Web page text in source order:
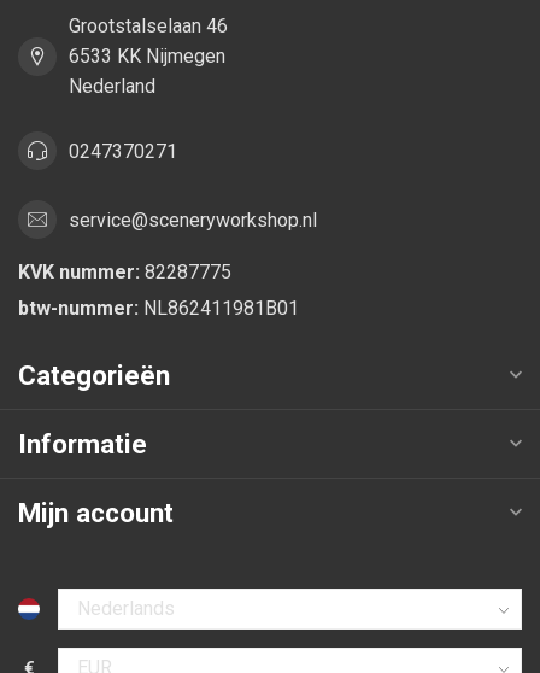
Grootstalselaan 46
6533 KK Nijmegen
Nederland
0247370271
service@sceneryworkshop.nl
KVK nummer: 82287775
btw-nummer: NL862411981B01
Categorieën
Informatie
Mijn account
Selecteer taal
€